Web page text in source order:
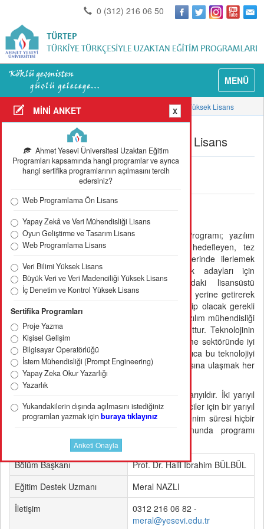
0 (312) 216 06 50
MENÜ
MİNİ ANKET X
Ahmet Yesevi Üniversitesi Uzaktan Eğitim
Programları kapsamında hangi programlar ve ayrıca
hangi sertifika programlarının açılmasını tercih
edersiniz?
Web Programlama Ön Lisans
Yapay Zekâ ve Veri Mühendisliği Lisans
Oyun Geliştirme ve Tasarım Lisans
Web Programlama Lisans
Veri Bilimi Yüksek Lisans
Büyük Veri ve Veri Madenciliği Yüksek Lisans
İç Denetim ve Kontrol Yüksek Lisans
Sertifika Programları
Proje Yazma
Kişisel Gelişim
Bilgisayar Operatörlüğü
İstem Mühendisliği (Prompt Engineering)
Yapay Zeka Okur Yazarlığı
Yazarlık
Yukarıdakilerin dışında açılmasını istediğiniz
programları yazmak için buraya tıklayınız
Anasayfa Programlar Yazılım Mühendisliği Tezsiz Yüksek Lisans
Yazılım Mühendisliği Tezsiz Yüksek Lisans
Tanıtım
Yazılım Mühendisliği Tezsiz Yüksek Lisans Programı; yazılım
mühendisi olarak çalışan ya da çalışmayı hedefleyen, tez
çalışması yapmayıp eğitim ve mesleki hedeflerinde ilerlemek
isteyen profesyoneller ya da profesyonellik adayları için
hazırlanmış bir programdır. Bu programdaki lisansüstü
öğrencilerinin genişletilmiş ders gereksinimlerini yerine getirerek
Yazılım Mühendisliği alanında yeterli bilgiye sahip olacak gerekli
çalışmaları yapmaları beklenir. Türkiye'de de yazılım mühendisliği
konusunda önemli bir uzmanlık eksikliği mevcuttur. Teknolojinin
gelişmesi hedefleri büyütmüş ve yazılım geliştirme sektöründe iyi
eğitimli uzmanlara olan gereksinim artmıştır. Ayrıca bu teknolojiyi
anlamak ve geliştirmek için kritik bir uzman sayısına ulaşmak her
ülke için stratejik bir önceliktir.
Tezsiz yüksek lisans normal eğitim süresi iki yarıyıldır. İki yarıyıl
sonunda mezuniyet hakkı elde edemeyen öğrenciler için bir yarıyıl
uzatma hakkı verilir. Tezsiz yüksek lisansta öğrenim süresi hiçbir
şekilde üç yarıyılı geçemez. Üç yarıyıl sonunda programı
tamamlayamayan öğrencinin ilişiği kesilmektedir.
Bölüm Başkanı
Prof. Dr. Halil İbrahim BÜLBÜL
Eğitim Destek Uzmanı
Meral NAZLI
İletişim
0312 216 06 82 -
meral@yesevi.edu.tr